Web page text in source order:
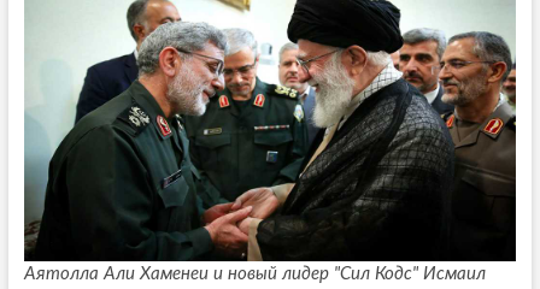
Аятолла Али Хаменеи и новый лидер "Сил Кодс" Исмаил